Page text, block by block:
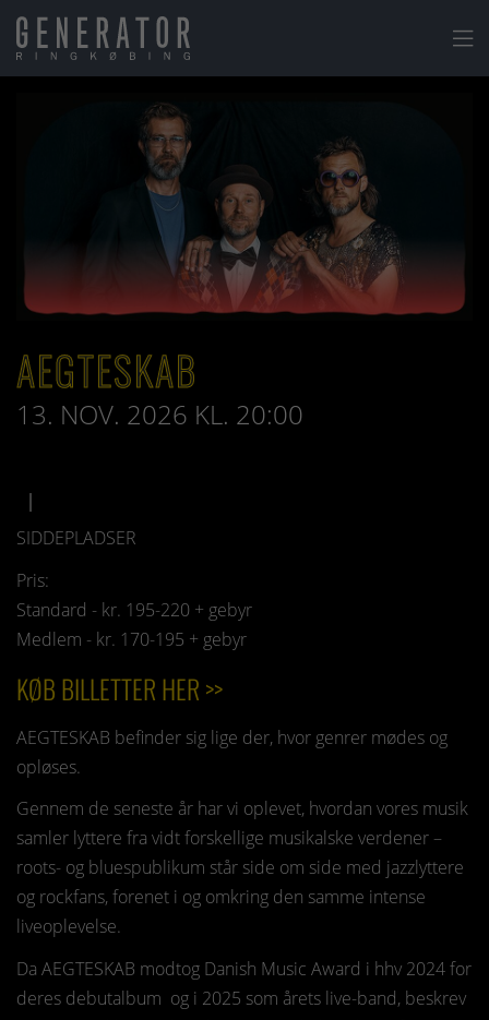

AEGTESKAB
13. NOV. 2026 KL. 20:00
SIDDEPLADSER
Pris:
Standard - kr. 195-220 + gebyr
Medlem - kr. 170-195 + gebyr
KØB BILLETTER HER >>
AEGTESKAB befinder sig lige der, hvor genrer mødes og
opløses.
Gennem de seneste år har vi oplevet, hvordan vores musik
samler lyttere fra vidt forskellige musikalske verdener –
roots- og bluespublikum står side om side med jazzlyttere
og rockfans, forenet i og omkring den samme intense
liveoplevelse.
Da AEGTESKAB modtog Danish Music Award i hhv 2024 for
deres debutalbum og i 2025 som årets live-band, beskrev